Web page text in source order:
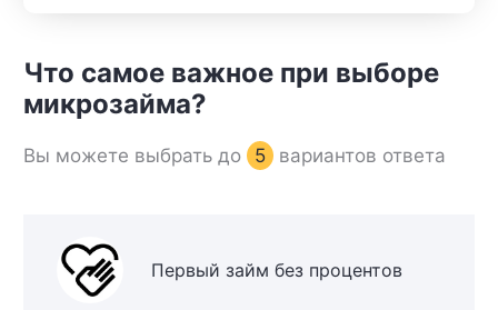
Что самое важное при выборе
микрозайма?
Вы можете выбрать до 5 вариантов ответа
Первый займ без процентов